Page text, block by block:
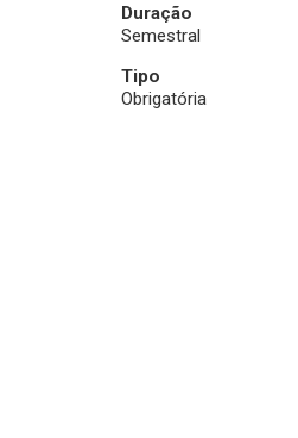
Duração
Semestral
Tipo
Obrigatória